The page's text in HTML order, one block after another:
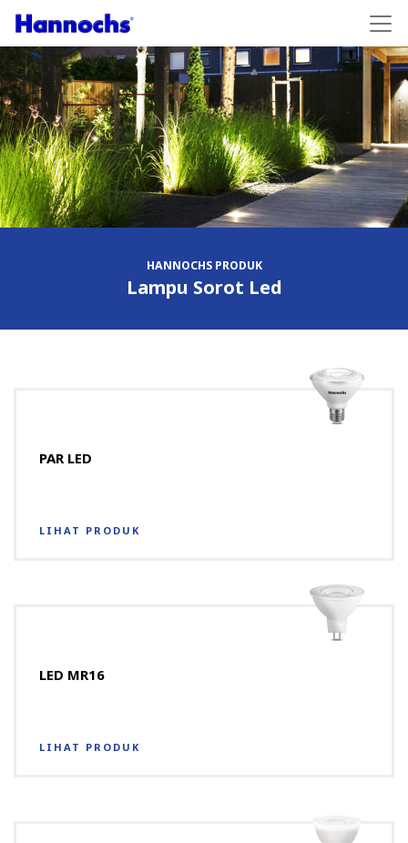
HANNOCHS PRODUK
Lampu Sorot Led
PAR LED
LIHAT PRODUK
LED MR16
LIHAT PRODUK